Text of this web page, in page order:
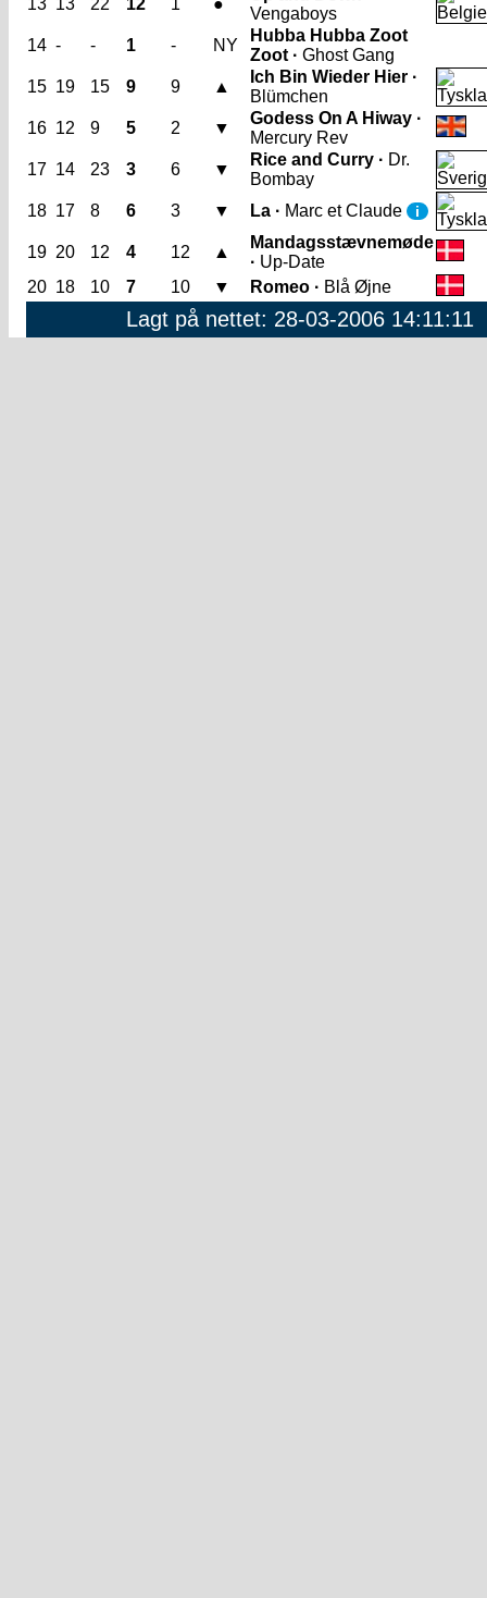
13 13 22 12 1 ●
Vengaboys
14 - - 1 - NY
Hubba Hubba Zoot
Zoot · Ghost Gang
15 19 15 9 9 ▲
Ich Bin Wieder Hier ·
Blümchen
16 12 9 5 2 ▼
Godess On A Hiway ·
Mercury Rev
17 14 23 3 6 ▼
Rice and Curry · Dr.
Bombay
18 17 8 6 3 ▼ La · Marc et Claude i
19 20 12 4 12 ▲
Mandagsstævnemøde
· Up-Date
20 18 10 7 10 ▼ Romeo · Blå Øjne
Lagt på nettet: 28-03-2006 14:11:11